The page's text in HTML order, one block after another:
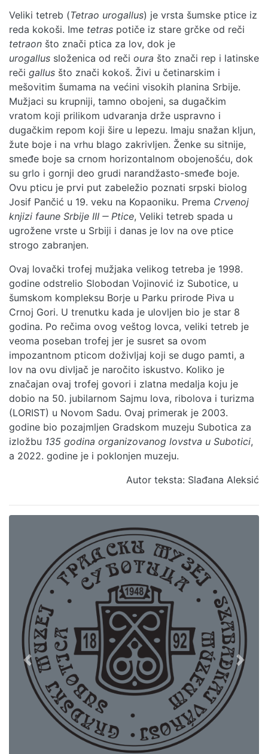
Veliki tetreb (Tetrao urogallus) je vrsta šumske ptice iz
reda kokoši. Ime tetras potiče iz stare grčke od reči
tetraon što znači ptica za lov, dok je
urogallus složenica od reči oura što znači rep i latinske
reči gallus što znači kokoš. Živi u četinarskim i
mešovitim šumama na većini visokih planina Srbije.
Mužjaci su krupniji, tamno obojeni, sa dugačkim
vratom koji prilikom udvaranja drže uspravno i
dugačkim repom koji šire u lepezu. Imaju snažan kljun,
žute boje i na vrhu blago zakrivljen. Ženke su sitnije,
smeđe boje sa crnom horizontalnom obojenošću, dok
su grlo i gornji deo grudi narandžasto-smeđe boje.
Ovu pticu je prvi put zabeležio poznati srpski biolog
Josif Pančić u 19. veku na Kopaoniku. Prema Crvenoj
knjizi faune Srbije III ‒ Ptice, Veliki tetreb spada u
ugrožene vrste u Srbiji i danas je lov na ove ptice
strogo zabranjen.
Ovaj lovački trofej mužjaka velikog tetreba je 1998.
godine odstrelio Slobodan Vojinović iz Subotice, u
šumskom kompleksu Borje u Parku prirode Piva u
Crnoj Gori. U trenutku kada je ulovljen bio je star 8
godina. Po rečima ovog veštog lovca, veliki tetreb je
veoma poseban trofej jer je susret sa ovom
impozantnom pticom doživljaj koji se dugo pamti, a
lov na ovu divljač je naročito iskustvo. Koliko je
značajan ovaj trofej govori i zlatna medalja koju je
dobio na 50. jubilarnom Sajmu lova, ribolova i turizma
(LORIST) u Novom Sadu. Ovaj primerak je 2003.
godine bio pozajmljen Gradskom muzeju Subotica za
izložbu 135 godina organizovanog lovstva u Subotici,
a 2022. godine je i poklonjen muzeju.
Autor teksta: Slađana Aleksić
Previous Next